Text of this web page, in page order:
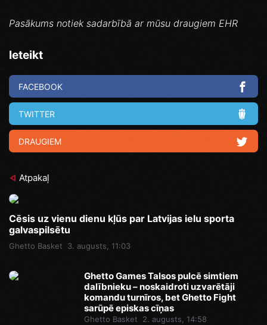
Pasākums notiek sadarbībā ar mūsu draugiem EHR
Ieteikt
FACEBOOK
TWITTER
DRAUGIEM
Atpakaļ
Cēsis uz vienu dienu kļūs par Latvijas ielu sporta
galvaspilsētu
Ghetto Basket 3. augusts, 11:03
Ghetto Games Talsos pulcē simtiem
dalībnieku – noskaidroti uzvarētāji
komandu turnīros, bet Ghetto Fight
sarūpē episkas cīņas
Ghetto Basket 2. augusts, 14:58